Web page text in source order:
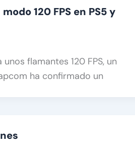
120 FPS en PS5 y
flamantes 120 FPS, un
ha confirmado un